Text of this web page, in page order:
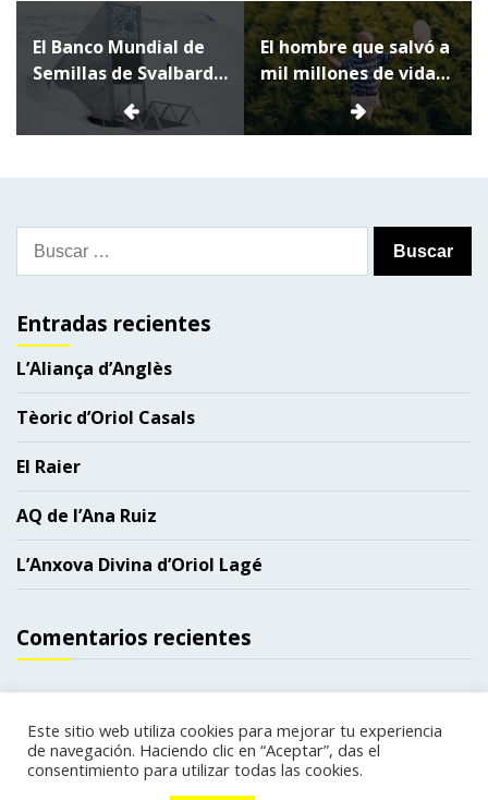
Navegación
de
entradas
El Banco Mundial de
Semillas de Svalbard
no es “la bóveda del
fin del mundo”, es
El hombre que salvó a
mil millones de vidas
no tiene quien le llore
Buscar:
Entradas recientes
L’Aliança d’Anglès
Tèoric d’Oriol Casals
El Raier
AQ de l’Ana Ruiz
L’Anxova Divina d’Oriol Lagé
Comentarios recientes
Copyright. Todos los derechos reservados.
Política de privacidad Política de cookies
Este sitio web utiliza cookies para mejorar tu experiencia
de navegación. Haciendo clic en “Aceptar”, das el
consentimiento para utilizar todas las cookies.